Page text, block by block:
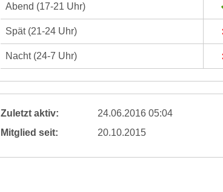
Abend (17-21 Uhr)
Spät (21-24 Uhr)
Nacht (24-7 Uhr)
Zuletzt aktiv: 24.06.2016 05:04
Mitglied seit:
20.10.2015